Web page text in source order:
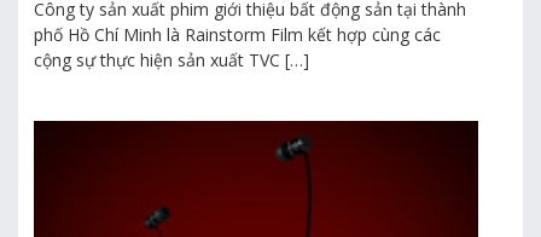
Công ty sản xuất phim giới thiệu bất động sản tại thành
phố Hồ Chí Minh là Rainstorm Film kết hợp cùng các
cộng sự thực hiện sản xuất TVC […]